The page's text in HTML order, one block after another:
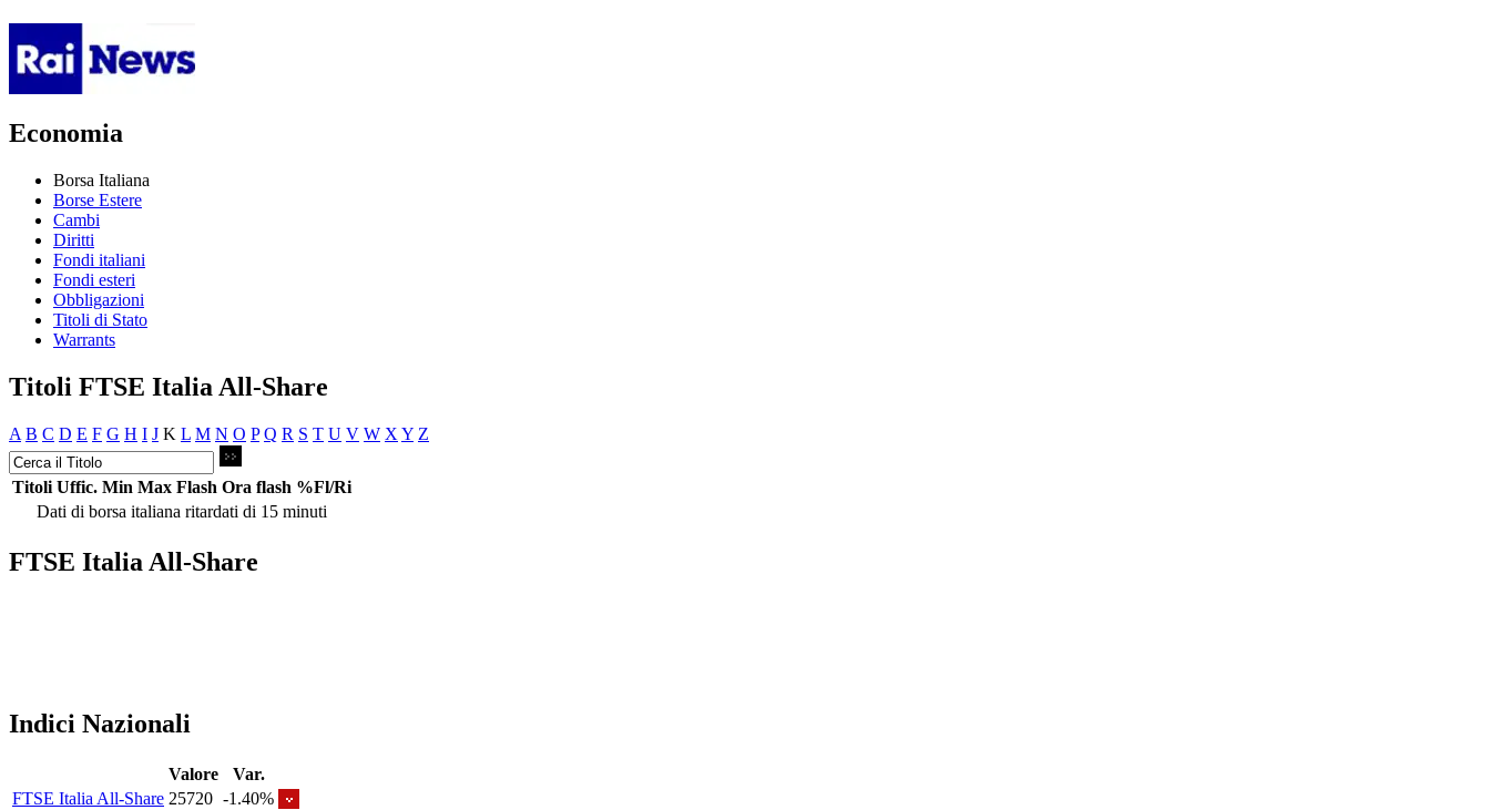
Economia
Borsa Italiana
Borse Estere
Cambi
Diritti
Fondi italiani
Fondi esteri
Obbligazioni
Titoli di Stato
Warrants
Titoli FTSE Italia All-Share
A B C D E F G H I J K L M N O P Q R S T U V W X Y Z
Titoli Uffic. Min Max Flash Ora flash %Fl/Ri
Dati di borsa italiana ritardati di 15 minuti
FTSE Italia All-Share
Indici Nazionali
Valore
Var.
FTSE Italia All-Share 25720 -1.40%